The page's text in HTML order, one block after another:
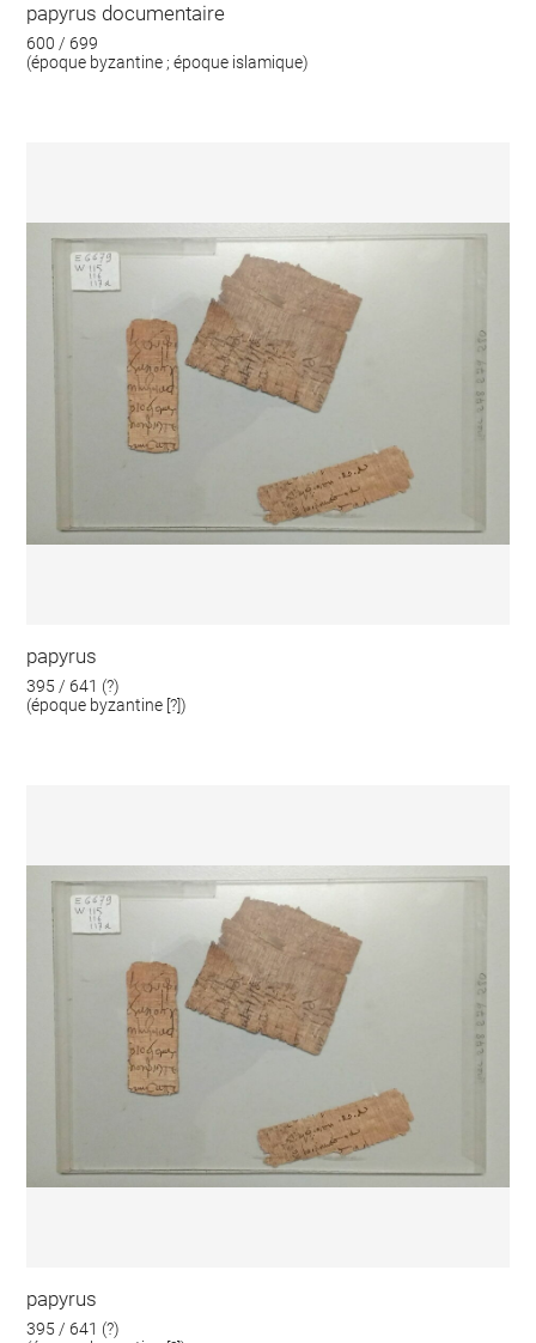
papyrus documentaire
600 / 699
(époque byzantine ; époque islamique)
papyrus
395 / 641 (?)
(époque byzantine [?])
papyrus
395 / 641 (?)